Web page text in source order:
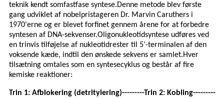
teknik kendt somfastfase syntese.Denne metode blev første
gang udviklet af nobelpristageren Dr. Marvin Caruthers i
1970'erne og er blevet forfinet gennem årene for at forbedre
syntesen af ​​DNA-sekvenser.Oligonukleotidsyntese udføres ved
en trinvis tilføjelse af nukleotidrester til 5'-terminalen af ​​den
voksende kæde, indtil den ønskede sekvens er samlet.Hver
tilsætning omtales som en syntesecyklus og består af fire
kemiske reaktioner:
Trin 1: Afblokering (detritylering)---------Trin 2: Kobling---------